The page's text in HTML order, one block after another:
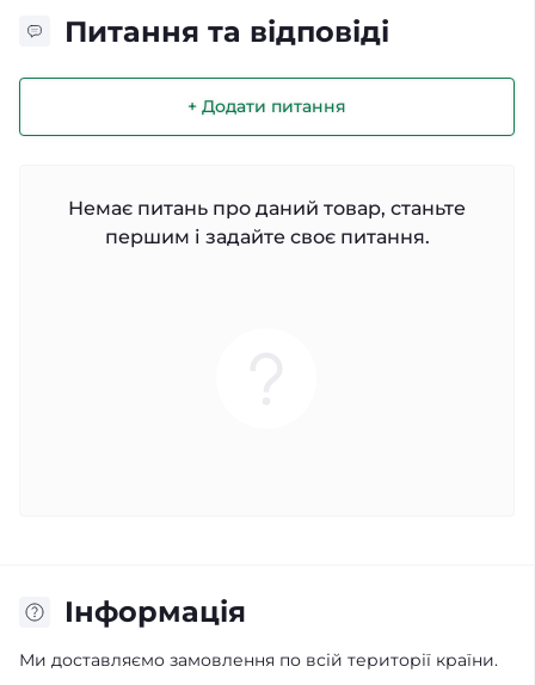
Питання та відповіді
+ Додати питання
Немає питань про даний товар, станьте
першим і задайте своє питання.
Iнформація
Ми доставляємо замовлення по всій території країни.